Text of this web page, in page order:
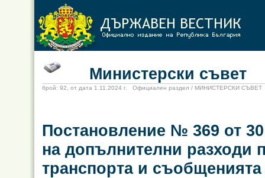
Министерски съвет
брой: 92, от дата 1.11.2024 г. Официален раздел / МИНИСТЕРСКИ СЪВЕТ
Постановление № 369 от
на допълнителни разходи
транспорта и съобщенията